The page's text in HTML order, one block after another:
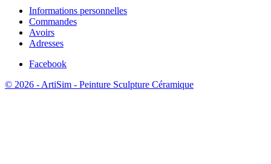
Informations personnelles
Commandes
Avoirs
Adresses
Facebook
© 2026 - ArtiSim - Peinture Sculpture Céramique